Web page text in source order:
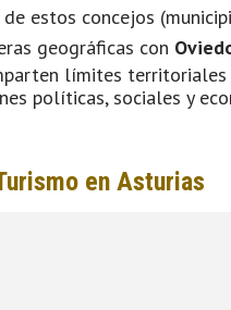
de estos concejos
geográficas con
límites territoriales
políticas, sociales y